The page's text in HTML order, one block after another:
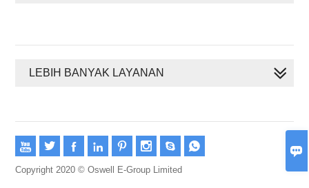

LEBIH BANYAK LAYANAN
       
Copyright 2020 © Oswell E-Group Limited